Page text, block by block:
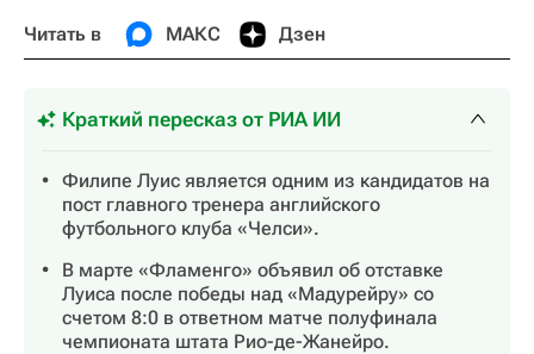
Читать в МАКС Дзен
Краткий пересказ от РИА ИИ
Филипе Луис является одним из кандидатов на
пост главного тренера английского
футбольного клуба «Челси».
В марте «Фламенго» объявил об отставке
Луиса после победы над «Мадурейру» со
счетом 8:0 в ответном матче полуфинала
чемпионата штата Рио-де-Жанейро.